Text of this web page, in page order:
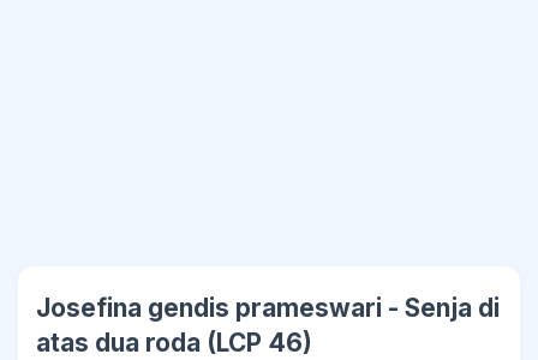
Josefina gendis prameswari - Senja di
atas dua roda (LCP 46)